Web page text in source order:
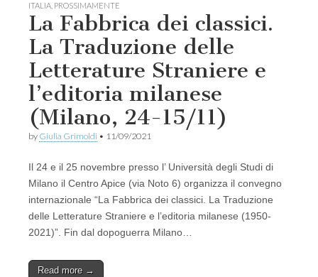
ITALIA PROSSIMAMENTE
La Fabbrica dei classici.
La Traduzione delle
Letterature Straniere e
l’editoria milanese
(Milano, 24-15/11)
by Giulia Grimoldi • 11/09/2021
Il 24 e il 25 novembre presso l’ Università degli Studi di
Milano il Centro Apice (via Noto 6) organizza il convegno
internazionale “La Fabbrica dei classici. La Traduzione
delle Letterature Straniere e l’editoria milanese (1950-
2021)”. Fin dal dopoguerra Milano…
Read more →